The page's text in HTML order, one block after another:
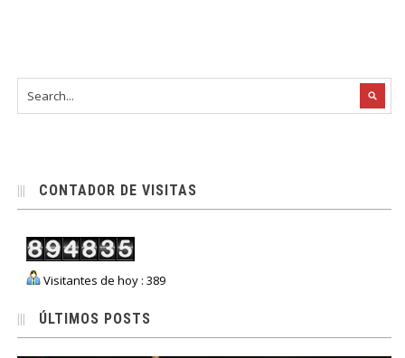
CONTADOR DE VISITAS
Visitantes de hoy : 389
ÚLTIMOS POSTS